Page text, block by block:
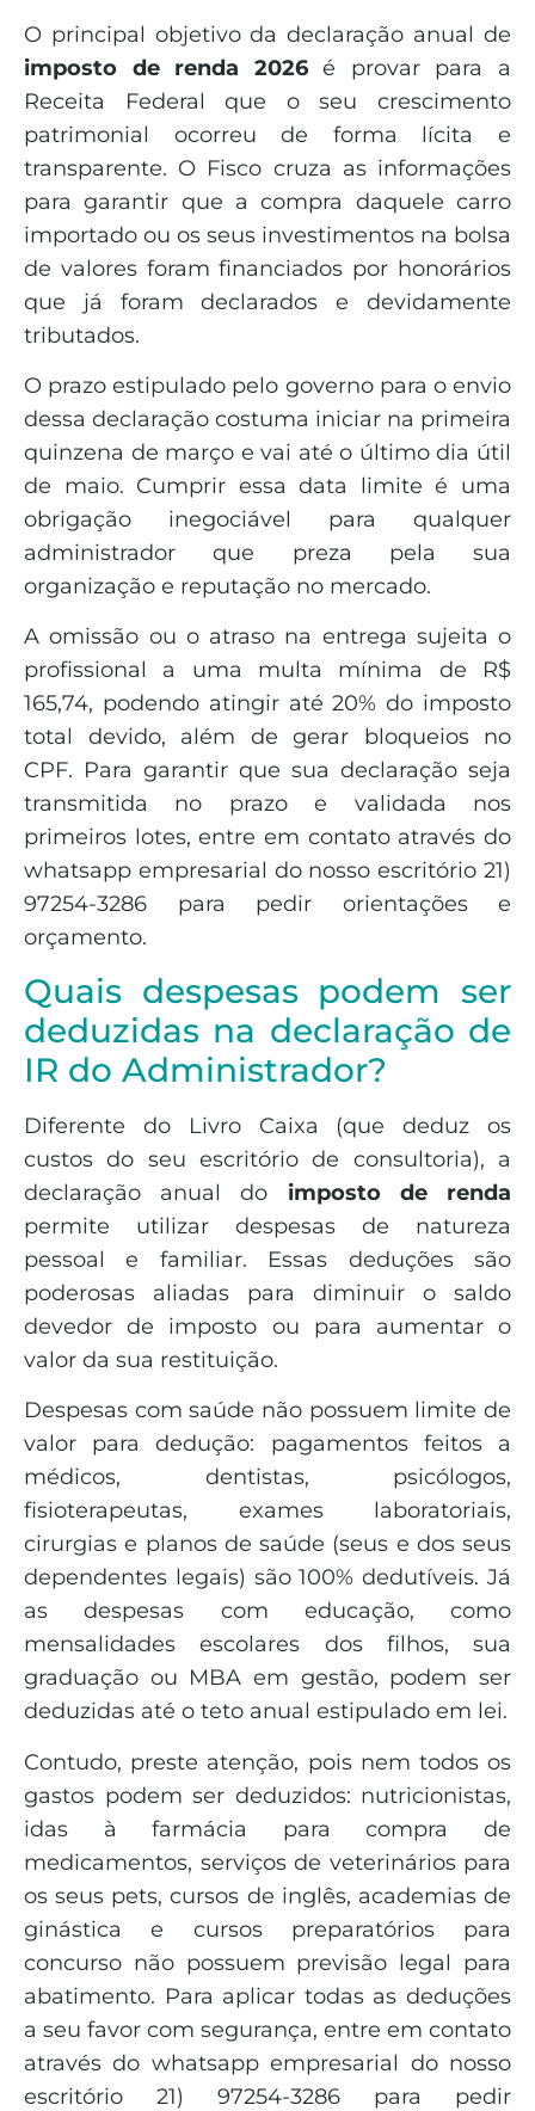
O principal objetivo da declaração anual de
imposto de renda 2026é provar para a
Receita Federal que o seu crescimento
patrimonial ocorreu de forma lícita e
transparente. O Fisco cruza as informações
para garantir que a compra daquele carro
importado ou os seus investimentos na bolsa
de valores foram financiados por honorários
que já foram declarados e devidamente
tributados.
O prazo estipulado pelo governo para o envio
dessa declaração costuma iniciar na primeira
quinzena de março e vai até o último dia útil
de maio. Cumprir essa data limite é uma
obrigação inegociável para qualquer
administrador que preza pela sua
organização e reputação no mercado.
A omissão ou o atraso na entrega sujeita o
profissional a uma multa mínima de R$
165,74, podendo atingir até 20% do imposto
total devido, além de gerar bloqueios no
CPF. Para garantir que sua declaração seja
transmitida no prazo e validada nos
primeiros lotes, entre em contato através do
whatsapp empresarial do nosso escritório 21)
97254-3286 para pedir orientações e
orçamento.
Quais despesas podem ser
deduzidas na declaração de
IR do Administrador?
Diferente do Livro Caixa (que deduz os
custos do seu escritório de consultoria), a
declaração anual do imposto de renda
permite utilizar despesas de natureza
pessoal e familiar. Essas deduções são
poderosas aliadas para diminuir o saldo
devedor de imposto ou para aumentar o
valor da sua restituição.
Despesas com saúde não possuem limite de
valor para dedução: pagamentos feitos a
médicos, dentistas, psicólogos,
fisioterapeutas, exames laboratoriais,
cirurgias e planos de saúde (seus e dos seus
dependentes legais) são 100% dedutíveis. Já
as despesas com educação, como
mensalidades escolares dos filhos, sua
graduação ou MBA em gestão, podem ser
deduzidas até o teto anual estipulado em lei.
Contudo, preste atenção, pois nem todos os
gastos podem ser deduzidos: nutricionistas,
idas à farmácia para compra de
medicamentos, serviços de veterinários para
os seus pets, cursos de inglês, academias de
ginástica e cursos preparatórios para
concurso não possuem previsão legal para
abatimento. Para aplicar todas as deduções
a seu favor com segurança, entre em contato
através do whatsapp empresarial do nosso
escritório 21) 97254-3286 para pedir